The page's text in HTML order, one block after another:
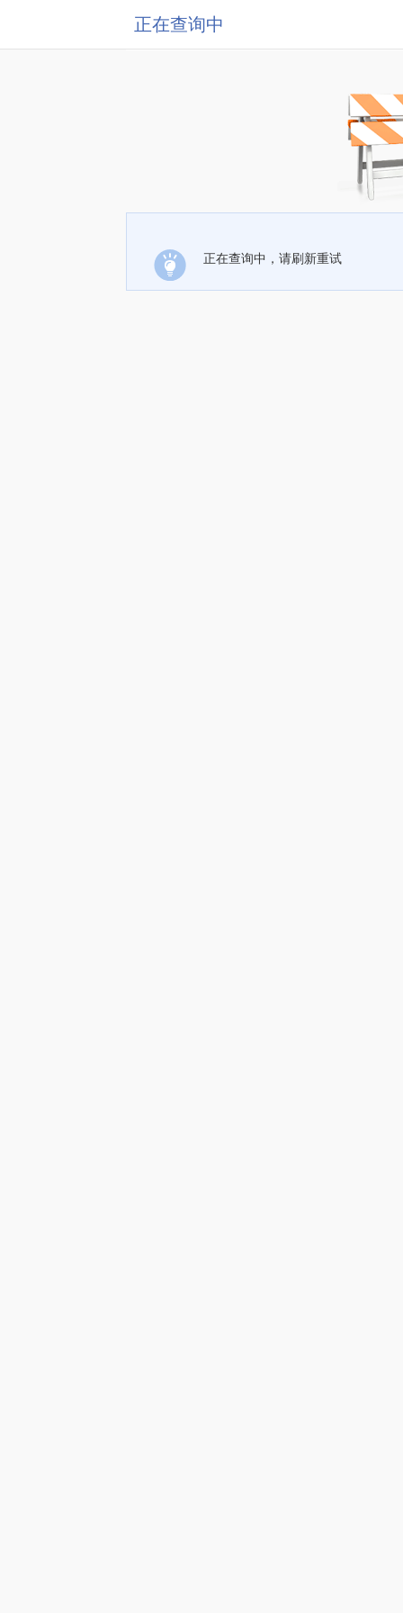
正在查询中
正在查询中，请刷新重试